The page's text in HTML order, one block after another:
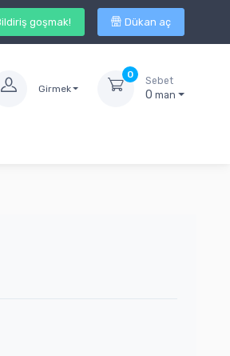
goşmak! Dükan aç
Girmek
0
Sebet
0man